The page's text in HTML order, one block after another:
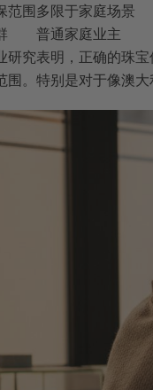
范围多限于家庭场景
普通家庭业主
研究表明，正确的珠
围。特别是对于像澳